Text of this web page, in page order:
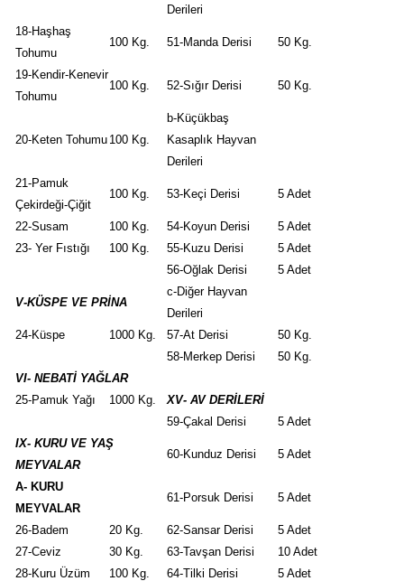
Derileri
18-Haşhaş
Tohumu
100 Kg. 51-Manda Derisi 50 Kg.
19-Kendir-Kenevir
Tohumu
100 Kg. 52-Sığır Derisi 50 Kg.
20-Keten Tohumu 100 Kg.
b-Küçükbaş
Kasaplık Hayvan
Derileri
21-Pamuk
Çekirdeği-Çiğit
100 Kg. 53-Keçi Derisi 5 Adet
22-Susam 100 Kg. 54-Koyun Derisi
5 Adet
23- Yer Fıstığı
100 Kg. 55-Kuzu Derisi
5 Adet
56-Oğlak Derisi
5 Adet
V-KÜSPE VE PRİNA
c-Diğer Hayvan
Derileri
24-Küspe
1000 Kg. 57-At Derisi
50 Kg.
58-Merkep Derisi
50 Kg.
VI- NEBATİ YAĞLAR
25-Pamuk Yağı
1000 Kg.
XV- AV DERİLERİ
59-Çakal Derisi
5 Adet
IX- KURU VE YAŞ
MEYVALAR
60-Kunduz Derisi 5 Adet
A- KURU
MEYVALAR
61-Porsuk Derisi 5 Adet
26-Badem 20 Kg. 62-Sansar Derisi
5 Adet
27-Ceviz
30 Kg. 63-Tavşan Derisi
10 Adet
28-Kuru Üzüm
100 Kg. 64-Tilki Derisi
5 Adet